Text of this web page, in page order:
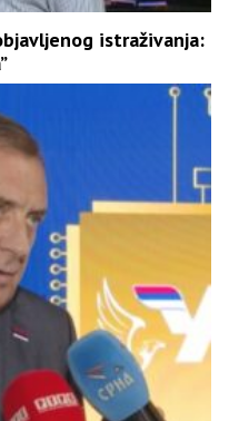
istraživanja: